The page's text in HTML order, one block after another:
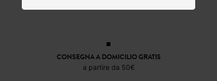
CONSEGNA A DOMICILIO GRATIS
a partire da 50€